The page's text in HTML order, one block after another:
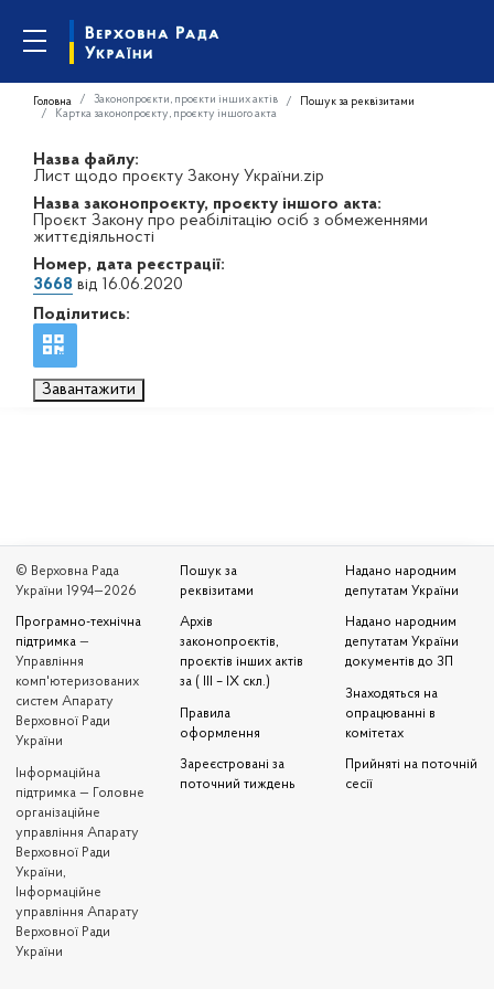
Головна Законопроєкти, проєкти інших актів
Пошук за реквізитами
Картка законопроєкту, проєкту іншого акта
Назва файлу:
Лист щодо проєкту Закону України.zip
Назва законопроєкту, проєкту іншого акта:
Проєкт Закону про реабілітацію осіб з обмеженнями
життєдіяльності
Номер, дата реєстрації:
3668 від 16.06.2020
Поділитись:
Завантажити
© Верховна Рада
України 1994—2026
Програмно-технічна
підтримка —
Управління
комп'ютеризованих
систем Апарату
Верховної Ради
України
Iнформаційна
підтримка — Головне
організаційне
управління Апарату
Верховної Ради
України,
Інформаційне
управління Апарату
Верховної Ради
України
Пошук за
реквізитами
Архів
законопроєктів,
проєктів інших актів
за ( III – IX скл.)
Правила
оформлення
Зареєстровані за
поточний тиждень
Надано народним
депутатам України
Надано народним
депутатам України
документів до ЗП
Знаходяться на
опрацюванні в
комітетах
Прийняті на поточній
сесії